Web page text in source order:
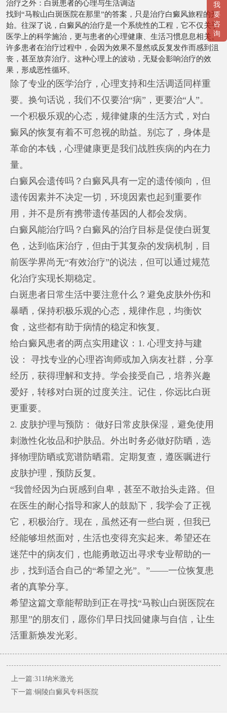
治疗之外：白斑患者的心理与生活调适
找到“马鞍山白斑医院在那里”的答案，只是治疗白癜风旅程的开
始。往深了说，白癜风的治疗是一个系统性的工程，它不仅关乎
医学上的科学施治，更与患者的心理健康、生活习惯息息相关。
许多患者在治疗过程中，会因为效果不显然或反复发作而感到沮
丧，甚至放弃治疗。这种心理上的波动，无疑会影响治疗的效
果，形成恶性循环。
除了专业的医学治疗，心理支持和生活调适同样重
要。换句话说，我们不仅要治“病”，更要治“人”。
一个积极乐观的心态，规律健康的生活方式，对白
癜风的恢复有着不可忽视的助益。别忘了，身体是
革命的本钱，心理健康更是我们战胜疾病的内在力
量。
白癜风会遗传吗？白癜风具有一定的遗传倾向，但
遗传因素并不决定一切，环境因素也起到重要作
用，并不是所有携带遗传基因的人都会发病。
白癜风能治疗吗？白癜风的治疗目标是促使白斑复
色，达到临床治疗，但由于其复杂的发病机制，目
前医学界尚无“有效治疗”的说法，但可以通过规范
化治疗实现长期稳定。
白斑患者日常生活中要注意什么？避免皮肤外伤和
暴晒，保持积极乐观的心态，规律作息，均衡饮
食，这些都有助于病情的稳定和恢复。
给白癜风患者的两点实用建议：1. 心理支持与建
设： 寻找专业的心理咨询师或加入病友社群，分享
经历，获得理解和支持。学会接受自己，培养兴趣
爱好，转移对白斑的过度关注。记住，你远比白斑
更重要。
2. 皮肤护理与预防： 做好日常皮肤保湿，避免使用
刺激性化妆品和护肤品。外出时务必做好防晒，选
择物理防晒或宽谱防晒霜。定期复查，遵医嘱进行
皮肤护理，预防反复。
“我曾经因为白斑感到自卑，甚至不敢抬头走路。但
在医生的耐心指导和家人的鼓励下，我学会了正视
它，积极治疗。现在，虽然还有一些白斑，但我已
经能够坦然面对，生活也变得充实起来。希望还在
迷茫中的病友们，也能勇敢迈出寻求专业帮助的一
步，找到适合自己的“希望之光”。”——一位恢复患
者的真挚分享。
希望这篇文章能帮助到正在寻找“马鞍山白斑医院在
那里”的朋友们，愿你们早日找回健康与自信，让生
活重新焕发光彩。
上一篇:311纳米激光
下一篇:铜陵白癜风专科医院
我
要
咨
询